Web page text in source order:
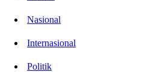
Nasional
Internasional
Politik